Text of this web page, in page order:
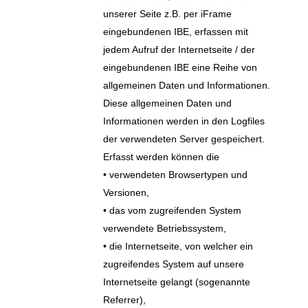
unserer Seite z.B. per iFrame
eingebundenen IBE, erfassen mit
jedem Aufruf der Internetseite / der
eingebundenen IBE eine Reihe von
allgemeinen Daten und Informationen.
Diese allgemeinen Daten und
Informationen werden in den Logfiles
der verwendeten Server gespeichert.
Erfasst werden können die
• verwendeten Browsertypen und
Versionen,
• das vom zugreifenden System
verwendete Betriebssystem,
• die Internetseite, von welcher ein
zugreifendes System auf unsere
Internetseite gelangt (sogenannte
Referrer),